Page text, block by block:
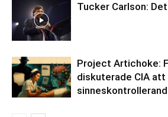
Tucker Carlson:
Project Artichoke:
diskuterade CIA att